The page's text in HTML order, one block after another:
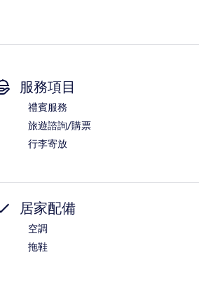
服務項目
禮賓服務
旅遊諮詢/購票
行李寄放
居家配備
空調
拖鞋